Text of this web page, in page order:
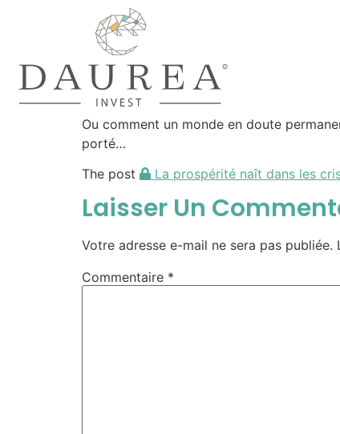
Ou comment un monde en doute
porté…
The post
La prospérité naît dans les
Laisser Un
Votre adresse e-mail ne sera pas publiée.
Commentaire *